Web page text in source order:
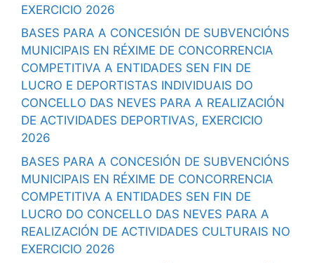
EXERCICIO 2026
BASES PARA A CONCESIÓN DE SUBVENCIÓNS
MUNICIPAIS EN RÉXIME DE CONCORRENCIA
COMPETITIVA A ENTIDADES SEN FIN DE
LUCRO E DEPORTISTAS INDIVIDUAIS DO
CONCELLO DAS NEVES PARA A REALIZACIÓN
DE ACTIVIDADES DEPORTIVAS, EXERCICIO
2026
BASES PARA A CONCESIÓN DE SUBVENCIÓNS
MUNICIPAIS EN RÉXIME DE CONCORRENCIA
COMPETITIVA A ENTIDADES SEN FIN DE
LUCRO DO CONCELLO DAS NEVES PARA A
REALIZACIÓN DE ACTIVIDADES CULTURAIS NO
EXERCICIO 2026